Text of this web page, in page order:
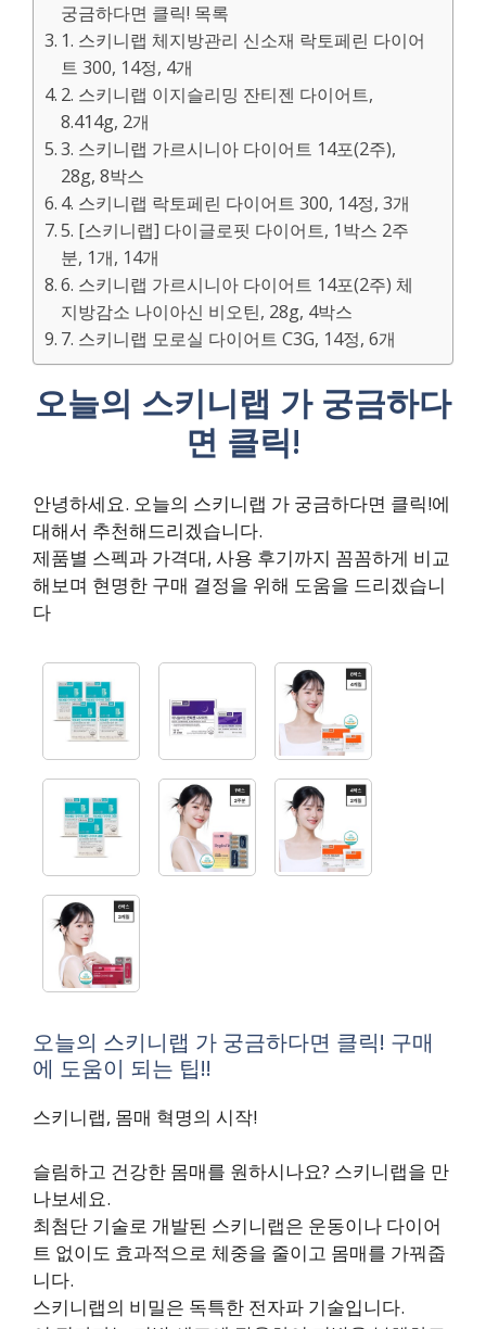
궁금하다면 클릭! 목록
1. 스키니랩 체지방관리 신소재 락토페린 다이어
트 300, 14정, 4개
2. 스키니랩 이지슬리밍 잔티젠 다이어트,
8.414g, 2개
3. 스키니랩 가르시니아 다이어트 14포(2주),
28g, 8박스
4. 스키니랩 락토페린 다이어트 300, 14정, 3개
5. [스키니랩] 다이글로핏 다이어트, 1박스 2주
분, 1개, 14개
6. 스키니랩 가르시니아 다이어트 14포(2주) 체
지방감소 나이아신 비오틴, 28g, 4박스
7. 스키니랩 모로실 다이어트 C3G, 14정, 6개
오늘의 스키니랩 가 궁금하다
면 클릭!
안녕하세요. 오늘의 스키니랩 가 궁금하다면 클릭!에
대해서 추천해드리겠습니다.
제품별 스펙과 가격대, 사용 후기까지 꼼꼼하게 비교
해보며 현명한 구매 결정을 위해 도움을 드리겠습니
다
오늘의 스키니랩 가 궁금하다면 클릭! 구매
에 도움이 되는 팁!!
스키니랩, 몸매 혁명의 시작!
슬림하고 건강한 몸매를 원하시나요? 스키니랩을 만
나보세요.
최첨단 기술로 개발된 스키니랩은 운동이나 다이어
트 없이도 효과적으로 체중을 줄이고 몸매를 가꿔줍
니다.
스키니랩의 비밀은 독특한 전자파 기술입니다.